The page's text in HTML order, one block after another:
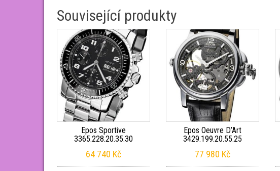
Související produkty
Epos Sportive
3365.228.20.35.30
64 740 Kč
Epos Oeuvre D’Art
3429.199.20.55.25
77 980 Kč